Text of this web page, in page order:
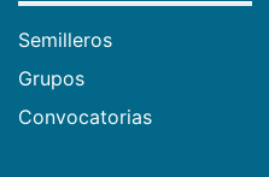
Semilleros
Grupos
Convocatorias